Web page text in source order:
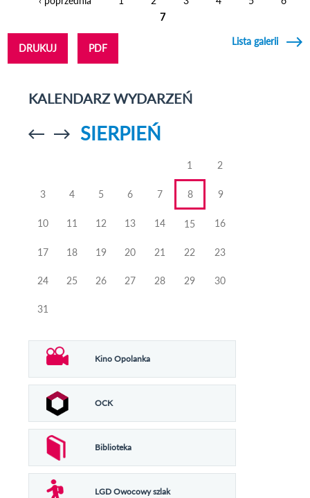
7
DRUKUJ PDF
Lista galerii
KALENDARZ WYDARZEŃ
Przejdź doPrzejdź do
SIERPIEŃ
1 2
3 4 5 6 7 8 9
10 11 12 13 14 15 16
17 18 19 20 21 22 23
24 25 26 27 28 29 30
31
Kino Opolanka
OCK
Biblioteka
LGD Owocowy szlak